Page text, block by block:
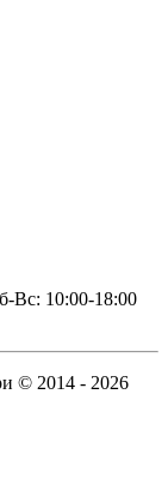
Вс: 10:00-18:00
© 2014 - 2026